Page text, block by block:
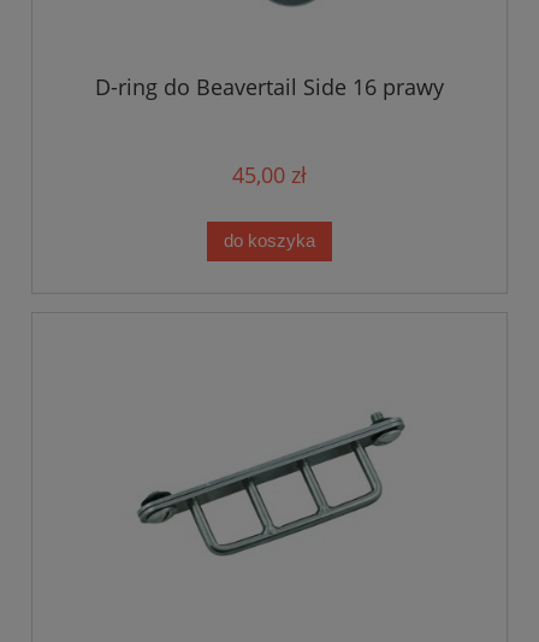
D-ring do Beavertail Side 16 prawy
45,00 zł
do koszyka